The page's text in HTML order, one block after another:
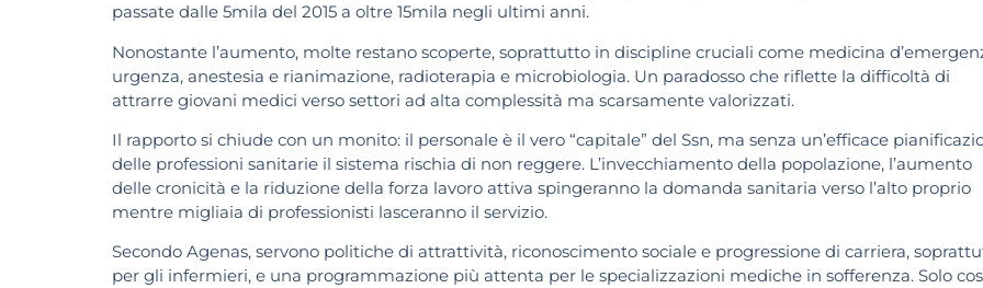
passate dalle 5mila del 2015 a oltre 15mila negli ultimi anni.
Nonostante l’aumento, molte restano scoperte, soprattutto in discipline cruciali come medicina
urgenza, anestesia e rianimazione, radioterapia e microbiologia. Un paradosso che riflette la difficoltà di
attrarre giovani medici verso settori ad alta complessità ma scarsamente valorizzati.
Il rapporto si chiude con un monito: il personale è il vero “capitale” del Ssn, ma senza un’efficace
delle professioni sanitarie il sistema rischia di non reggere. L’invecchiamento della popolazione, l’aumento
delle cronicità e la riduzione della forza lavoro attiva spingeranno la domanda sanitaria verso l’alto proprio
mentre migliaia di professionisti lasceranno il servizio.
Secondo Agenas, servono politiche di attrattività, riconoscimento sociale e progressione di carriera,
per gli infermieri, e una programmazione più attenta per le specializzazioni mediche in sofferenza. Solo